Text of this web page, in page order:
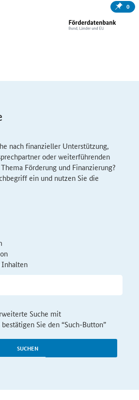
0
nach finanzieller Unterstützung,
oder weiterführenden
Förderung und Finanzierung?
ein und nutzen Sie die
SUCHEN
Suche mit
Sie den “Such-Button”